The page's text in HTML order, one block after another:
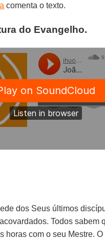
comenta o texto.
do Evangelho.
dos Seus últimos
Todos sabem
horas com o seu Mestre. O